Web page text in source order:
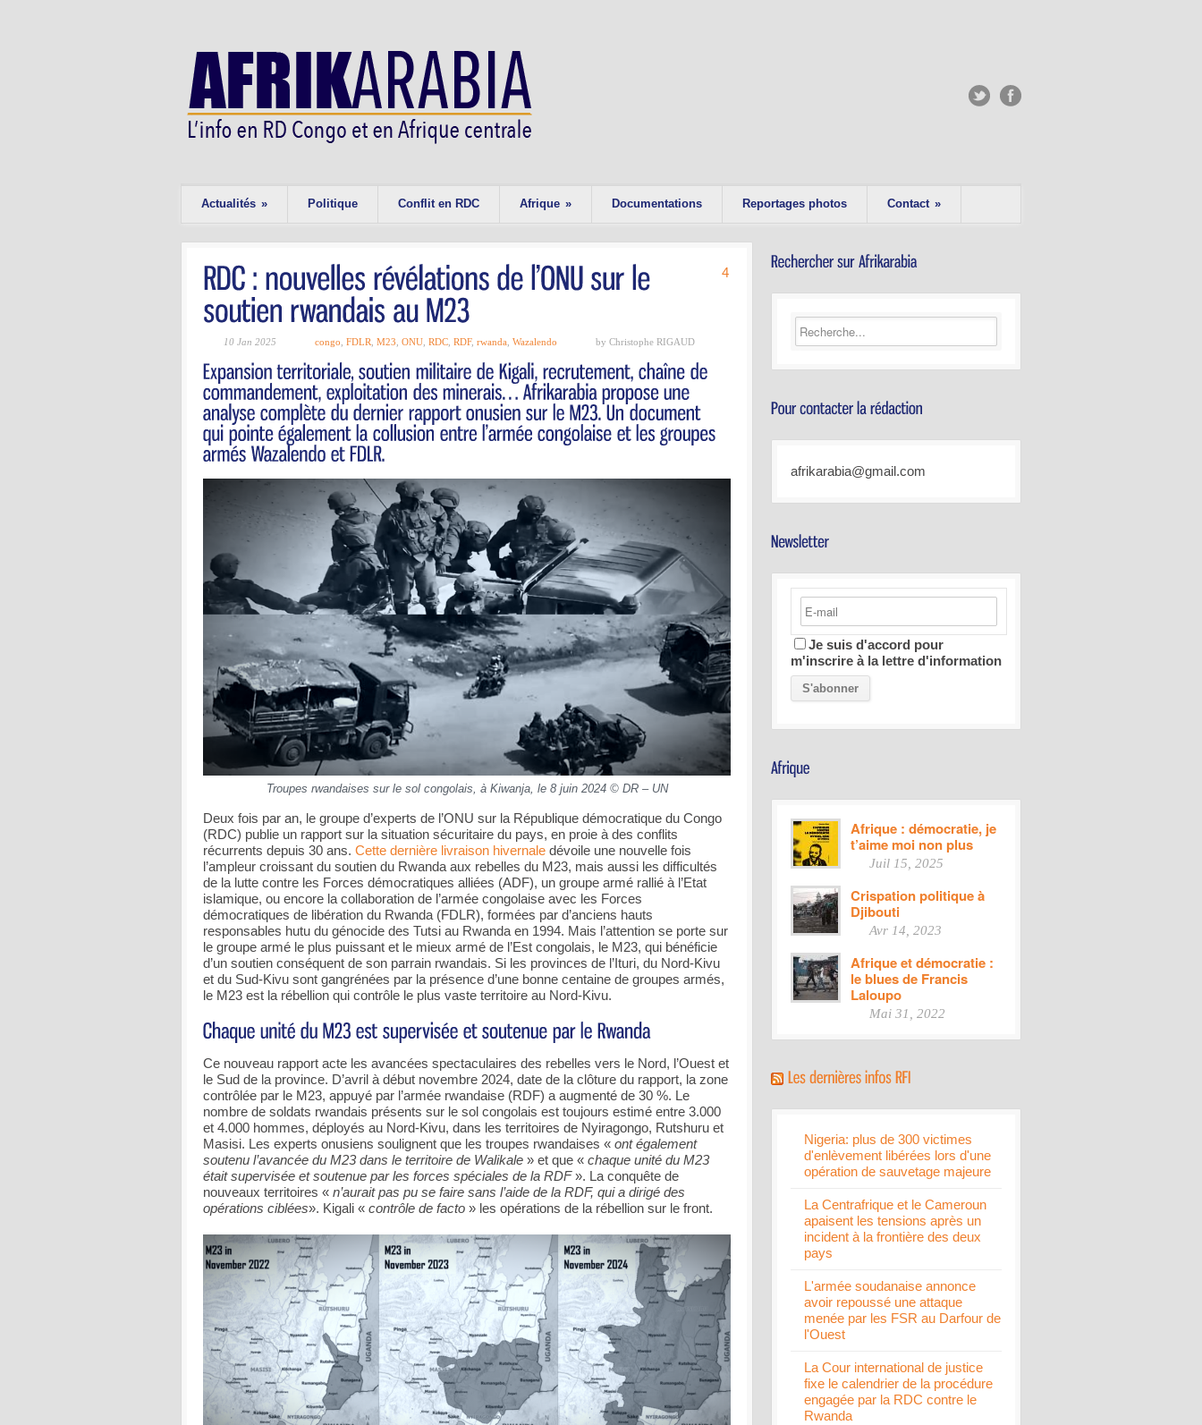
Actualités » Politique Conflit en RDC Afrique » Documentations Reportages photos Contact »
4
10 Jan 2025 congo FDLR M23 ONU RDC RDF, rwanda Wazalendo by Christophe RIGAUD
Troupes rwandaises sur le sol congolais, à Kiwanja, le 8 juin 2024 © DR – UN
Deux fois par an, le groupe d’experts de l’ONU sur la République démocratique du Congo
(RDC) publie un rapport sur la situation sécuritaire du pays, en proie à des conflits
récurrents depuis 30 ans. Cette dernière livraison hivernale dévoile une nouvelle fois
l’ampleur croissant du soutien du Rwanda aux rebelles du M23, mais aussi les difficultés
de la lutte contre les Forces démocratiques alliées (ADF), un groupe armé rallié à l’Etat
islamique, ou encore la collaboration de l’armée congolaise avec les Forces
démocratiques de libération du Rwanda (FDLR), formées par d’anciens hauts
responsables hutu du génocide des Tutsi au Rwanda en 1994. Mais l’attention se porte sur
le groupe armé le plus puissant et le mieux armé de l’Est congolais, le M23, qui bénéficie
d’un soutien conséquent de son parrain rwandais. Si les provinces de l’Ituri, du Nord-Kivu
et du Sud-Kivu sont gangrénées par la présence d’une bonne centaine de groupes armés,
le M23 est la rébellion qui contrôle le plus vaste territoire au Nord-Kivu.
Ce nouveau rapport acte les avancées spectaculaires des rebelles vers le Nord, l’Ouest et
le Sud de la province. D’avril à début novembre 2024, date de la clôture du rapport, la zone
contrôlée par le M23, appuyé par l’armée rwandaise (RDF) a augmenté de 30 %. Le
nombre de soldats rwandais présents sur le sol congolais est toujours estimé entre 3.000
et 4.000 hommes, déployés au Nord-Kivu, dans les territoires de Nyiragongo, Rutshuru et
Masisi. Les experts onusiens soulignent que les troupes rwandaises « ont également
soutenu l’avancée du M23 dans le territoire de Walikale » et que « chaque unité du M23
était supervisée et soutenue par les forces spéciales de la RDF». La conquête de
nouveaux territoires « n’aurait pas pu se faire sans l’aide de la RDF, qui a dirigé des
opérations ciblées». Kigali « contrôle de facto » les opérations de la rébellion sur le front.
afrikarabia@gmail.com
Je suis d'accord pour
m'inscrire à la lettre d'information
Afrique : démocratie, je
t’aime moi non plus
Juil 15, 2025
Crispation politique à
Djibouti
Avr 14, 2023
Afrique et démocratie :
le blues de Francis
Laloupo
Mai 31, 2022
Nigeria: plus de 300 victimes
d'enlèvement libérées lors d'une
opération de sauvetage majeure
La Centrafrique et le Cameroun
apaisent les tensions après un
incident à la frontière des deux
pays
L'armée soudanaise annonce
avoir repoussé une attaque
menée par les FSR au Darfour de
l'Ouest
La Cour international de justice
fixe le calendrier de la procédure
engagée par la RDC contre le
Rwanda